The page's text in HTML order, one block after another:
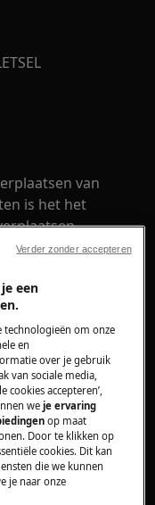
van
is het het
en
een
technologieën om onze
en
over je gebruik
van sociale media,
cookies accepteren’,
weje ervaring
op maat
Door te klikken op
cookies. Dit kan
die we kunnen
je naar onze
Verder zonder accepteren